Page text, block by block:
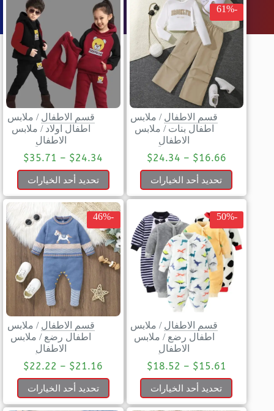
-61%
قسم الاطفال / ملابس
اطفال بنات / ملابس
الاطفال
$16.66
–
$24.34
تحديد أحد الخيارات
قسم الاطفال / ملابس
اطفال اولاد / ملابس
الاطفال
$24.34
–
$35.71
تحديد أحد الخيارات
-50%
قسم الاطفال / ملابس
اطفال رضع / ملابس
الاطفال
$15.61
–
$18.52
تحديد أحد الخيارات
-46%
قسم الاطفال / ملابس
اطفال رضع / ملابس
الاطفال
$21.16
–
$22.22
تحديد أحد الخيارات